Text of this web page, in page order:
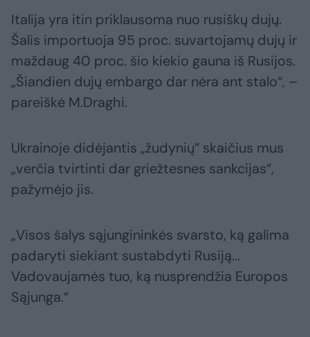
Italija yra itin priklausoma nuo rusiškų dujų.
Šalis importuoja 95 proc. suvartojamų dujų ir
maždaug 40 proc. šio kiekio gauna iš Rusijos.
„Šiandien dujų embargo dar nėra ant stalo“, –
pareiškė M.Draghi.
Ukrainoje didėjantis „žudynių“ skaičius mus
„verčia tvirtinti dar griežtesnes sankcijas“,
pažymėjo jis.
„Visos šalys sąjungininkės svarsto, ką galima
padaryti siekiant sustabdyti Rusiją...
Vadovaujamės tuo, ką nusprendžia Europos
Sąjunga.“